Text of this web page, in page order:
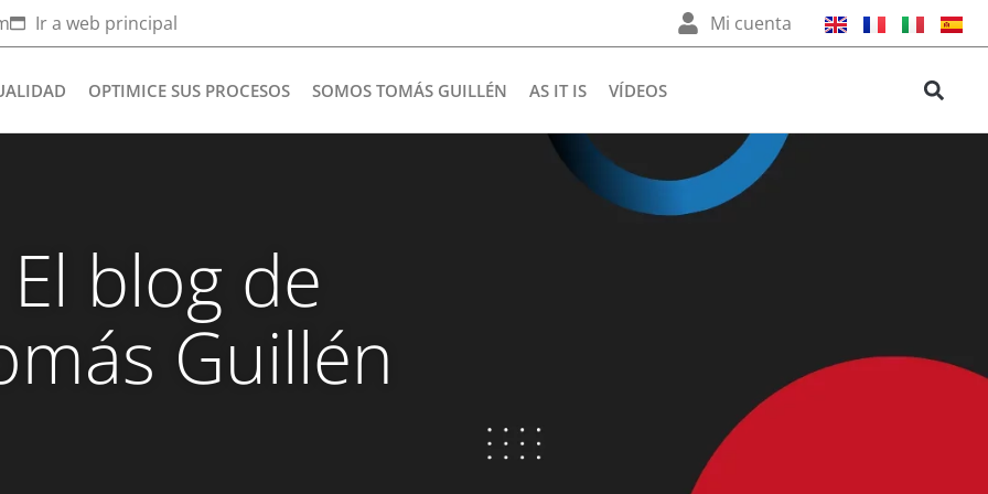
Ir a web principal Mi cuenta
OPTIMICE SUS PROCESOS SOMOS TOMÁS GUILLÉN AS IT IS VÍDEOS
El blog de
Guillén